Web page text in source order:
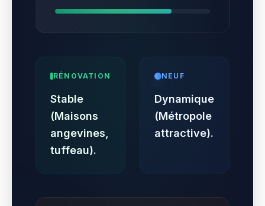
RÉNOVATION
Stable
(Maisons
angevines,
tuffeau).
NEUF
Dynamique
(Métropole
attractive).